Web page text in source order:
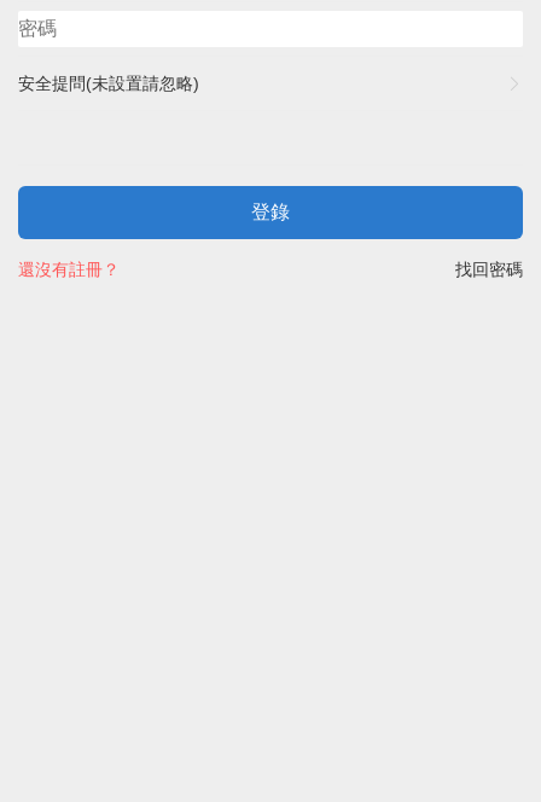
安全提問(未設置請忽略)
登錄
找回密碼
還沒有註冊？